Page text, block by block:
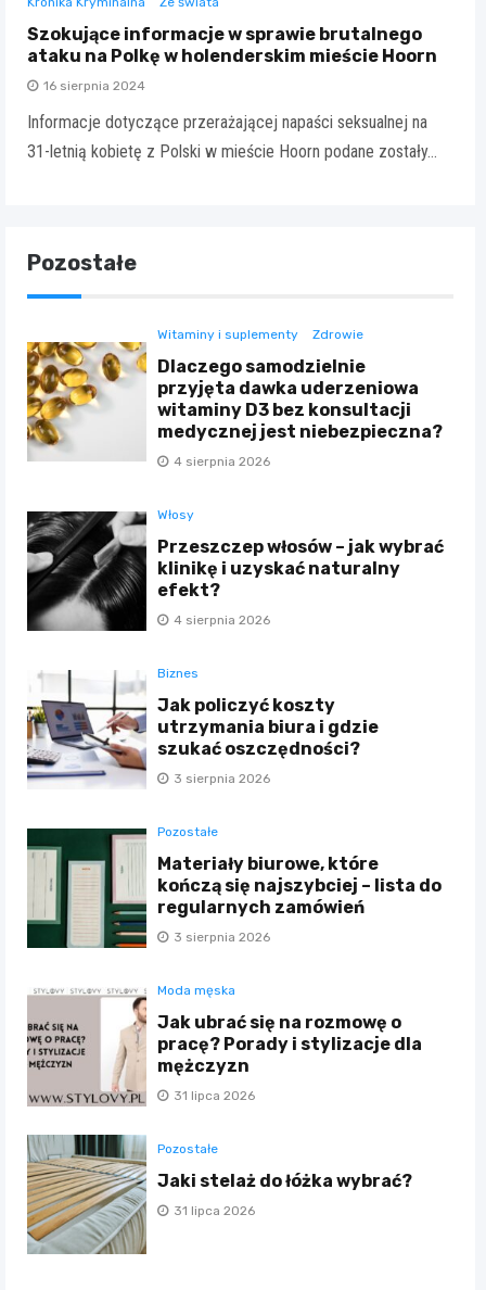
Szokujące informacje w sprawie brutalnego
ataku na Polkę w holenderskim mieście Hoorn
16 sierpnia 2024
Informacje dotyczące przerażającej napaści seksualnej na
31-letnią kobietę z Polski w mieście Hoorn podane zostały…
Pozostałe
Witaminy i suplementy Zdrowie
Dlaczego samodzielnie
przyjęta dawka uderzeniowa
witaminy D3 bez konsultacji
medycznej jest niebezpieczna?
4 sierpnia 2026
Włosy
Przeszczep włosów – jak wybrać
klinikę i uzyskać naturalny
efekt?
4 sierpnia 2026
Biznes
Jak policzyć koszty
utrzymania biura i gdzie
szukać oszczędności?
3 sierpnia 2026
Pozostałe
Materiały biurowe, które
kończą się najszybciej – lista do
regularnych zamówień
3 sierpnia 2026
Moda męska
Jak ubrać się na rozmowę o
pracę? Porady i stylizacje dla
mężczyzn
31 lipca 2026
Pozostałe
Jaki stelaż do łóżka wybrać?
31 lipca 2026